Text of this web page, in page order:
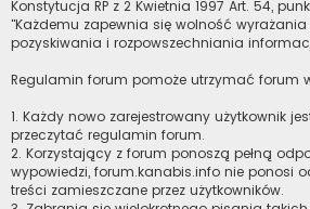
Konstytucja RP z 2 Kwietnia 1997 Art. 54,
"Każdemu zapewnia się wolność
pozyskiwania i rozpowszechniania
Regulamin forum pomoże utrzymać forum
1. Każdy nowo zarejestrowany użytkownik
przeczytać regulamin forum.
2. Korzystający z forum ponoszą pełną
wypowiedzi, forum.kanabis.info nie ponosi
treści zamieszczane przez użytkowników.